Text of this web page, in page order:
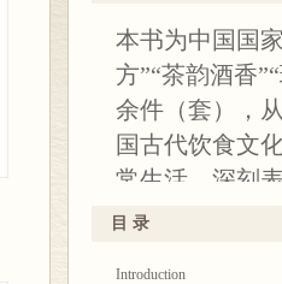
本书为中国国
方”“茶韵酒香
余件（套），
国古代饮食文
常生活，深刻
面向国外读者
目 录
Introduction